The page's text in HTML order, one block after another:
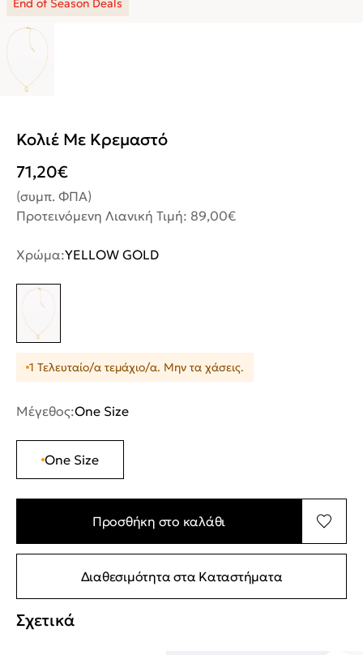
Κολιέ Με Κρεμαστό
71,20€
(συμπ. ΦΠΑ)
Προτεινόμενη Λιανική Τιμή: 89,00€
Χρώμα:YELLOW GOLD
1 Τελευταίο/α τεμάχιο/α. Μην τα χάσεις.
Μέγεθος:One Size
One Size
Προσθήκη στο καλάθι
Διαθεσιμότητα στα Καταστήματα
Σχετικά